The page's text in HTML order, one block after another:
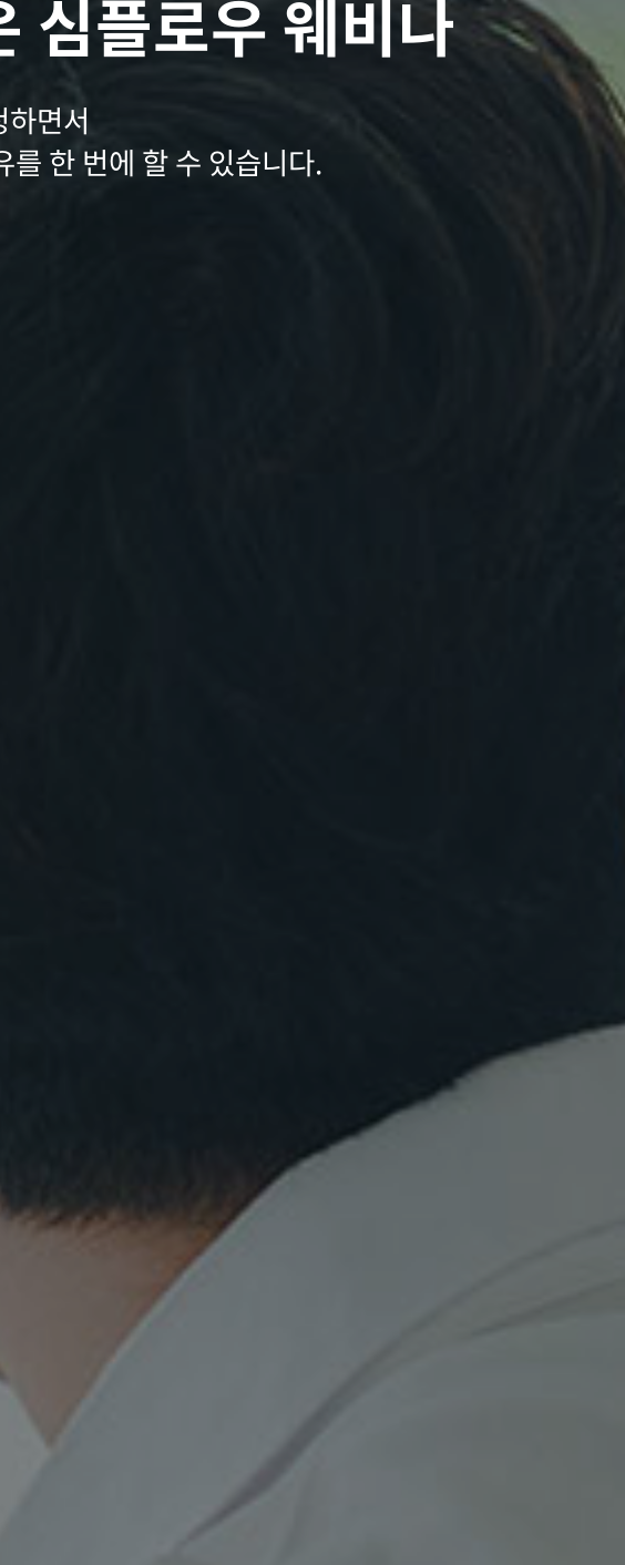
증 1등급 제품
스SW 부분을 수상하였으며
1등급을 받았습니다.
션 심오피스
업무성향검사를 통해
팀원의 패턴을 확인할 수 있습니다.
심플로우 웨비나
면서
한 번에 할 수 있습니다.